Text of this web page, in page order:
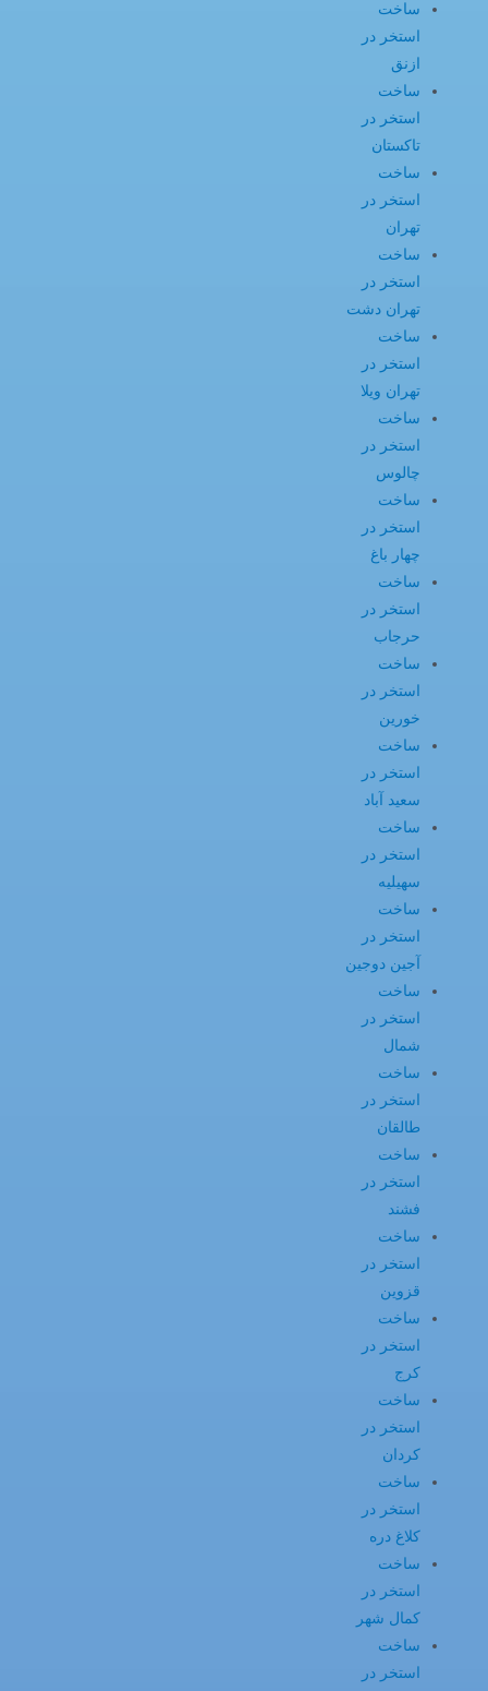
ساخت
استخر در
ازنق
ساخت
استخر در
تاکستان
ساخت
استخر در
تهران
ساخت
استخر در
تهران دشت
ساخت
استخر در
تهران ویلا
ساخت
استخر در
چالوس
ساخت
استخر در
چهار باغ
ساخت
استخر در
حرجاب
ساخت
استخر در
خورین
ساخت
استخر در
سعید آباد
ساخت
استخر در
سهیلیه
ساخت
استخر در
آجین دوجین
ساخت
استخر در
شمال
ساخت
استخر در
طالقان
ساخت
استخر در
فشند
ساخت
استخر در
قزوین
ساخت
استخر در
کرج
ساخت
استخر در
کردان
ساخت
استخر در
کلاغ دره
ساخت
استخر در
کمال شهر
ساخت
استخر در